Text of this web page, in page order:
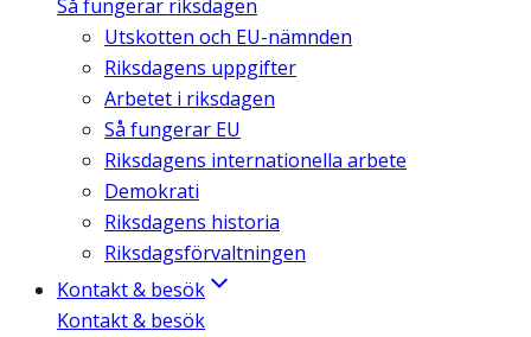
Så fungerar riksdagen
Utskotten och EU-nämnden
Riksdagens uppgifter
Arbetet i riksdagen
Så fungerar EU
Riksdagens internationella arbete
Demokrati
Riksdagens historia
Riksdagsförvaltningen
Kontakt & besök
Kontakt & besök